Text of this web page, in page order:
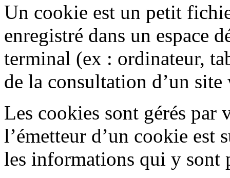
Un cookie est un petit
enregistré dans un espace
terminal (ex : ordinateur,
de la consultation d’un site
Les cookies sont gérés par
l’émetteur d’un cookie
les informations qui y sont